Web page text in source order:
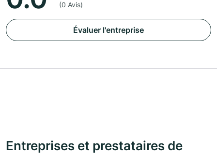
(0 Avis)
Évaluer l'entreprise
Entreprises et prestataires de